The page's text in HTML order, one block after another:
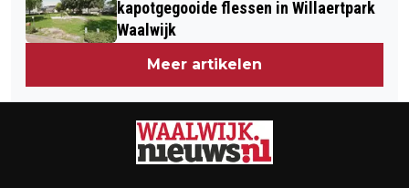
kapotgegooide flessen in Willaertpark
Waalwijk
Meer artikelen